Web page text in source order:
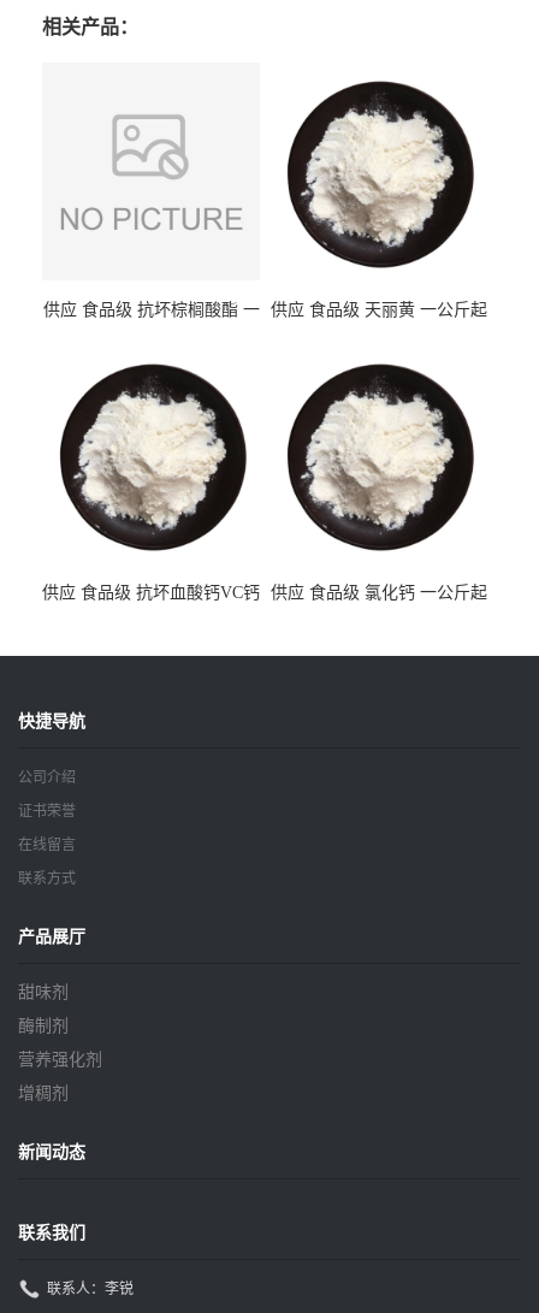
相关产品：
供应 食品级 抗坏棕榈酸酯 一
供应 食品级 天丽黄 一公斤起
供应 食品级 抗坏血酸钙VC钙 供应 食品级 氯化钙 一公斤起
快捷导航
公司介绍
证书荣誉
在线留言
联系方式
产品展厅
甜味剂
酶制剂
营养强化剂
增稠剂
新闻动态
联系我们
联系人：李锐